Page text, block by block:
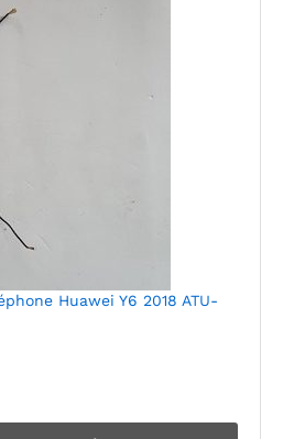
Huawei Y6 2018 ATU-